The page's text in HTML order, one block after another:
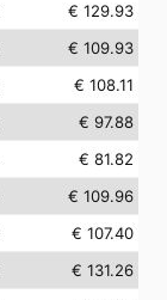
€ 129.93
€ 109.93
€ 108.11
€ 97.88
€ 81.82
€ 109.96
€ 107.40
€ 131.26